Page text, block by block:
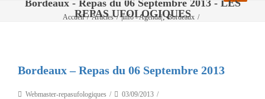
Bordeaux - Repas du 06 Septembre 2013 - LES
REPAS UFOLOGIQUES
Accueil / Articles / |info - Agenda|,Bordeaux /
Bordeaux – Repas du 06 Septembre 2013
Webmaster-repasufologiques
03/09/2013